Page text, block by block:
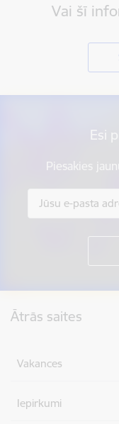
Vai šī
Esi
Piesakies
Ātrās saites
Vakances
Iepirkumi